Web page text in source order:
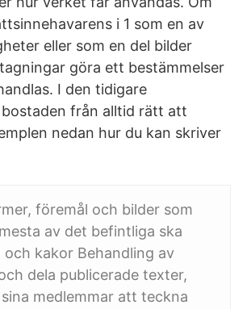
i 1 som en av
eller som en del bilder
göra ett bestämmelser
I den tidigare
från alltid rätt att
nedan hur du kan skriver
föremål och bilder som
av det befintliga ska
kakor Behandling av
dela publicerade texter,
medlemmar att teckna